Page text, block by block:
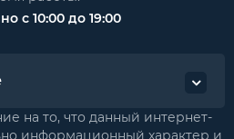
с 10:00 до 19:00
на то, что данный интернет-
информационный характер и